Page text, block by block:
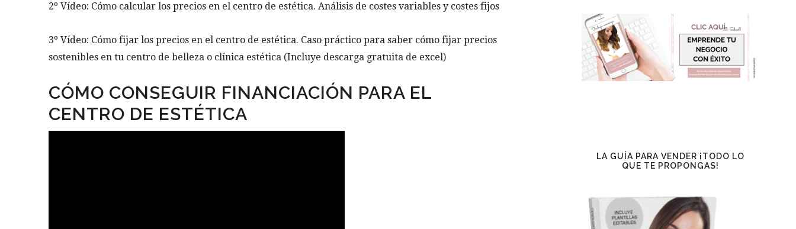
2º Vídeo: Cómo calcular los precios en el centro de estética. Análisis de costes variables y costes fijos
3º Vídeo: Cómo fijar los precios en el centro de estética. Caso práctico para saber cómo fijar precios
sostenibles en tu centro de belleza o clínica estética (Incluye descarga gratuita de excel)
CÓMO CONSEGUIR FINANCIACIÓN PARA EL
CENTRO DE ESTÉTICA
LA GUÍA PARA VENDER ¡TODO LO
QUE TE PROPONGAS!